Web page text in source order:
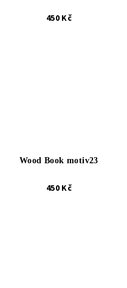
450 Kč
Wood Book motiv23
450 Kč